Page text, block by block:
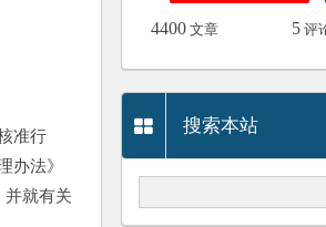
准行
办法》
并就有关
4400 文章 5 评
搜索本站